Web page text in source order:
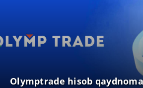
Olymptrade hisob